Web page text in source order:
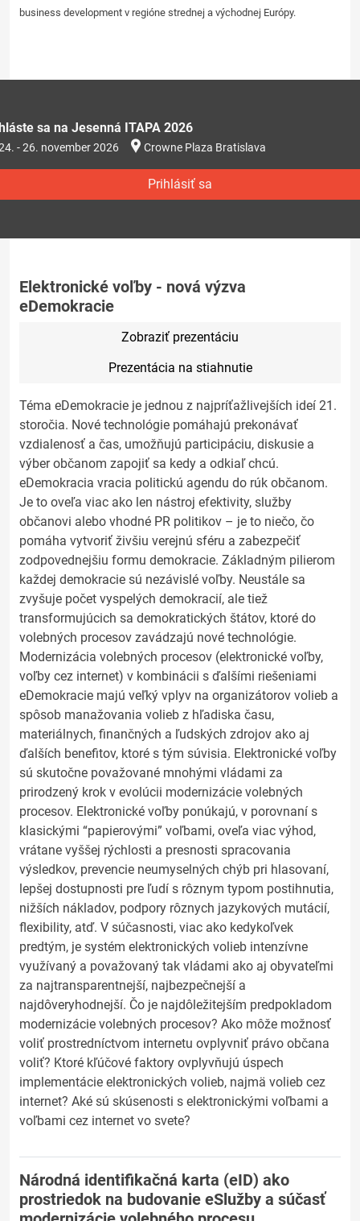
business development v regióne strednej a východnej Európy.
sa na Jesenná ITAPA 2026
- 26. november 2026 Crowne Plaza Bratislava
Prihlásiť sa
Elektronické voľby - nová výzva
eDemokracie
Zobraziť prezentáciu
Prezentácia na stiahnutie
Téma eDemokracie je jednou z najpríťažlivejších ideí 21.
storočia. Nové technológie pomáhajú prekonávať
vzdialenosť a čas, umožňujú participáciu, diskusie a
výber občanom zapojiť sa kedy a odkiaľ chcú.
eDemokracia vracia politickú agendu do rúk občanom.
Je to oveľa viac ako len nástroj efektivity, služby
občanovi alebo vhodné PR politikov – je to niečo, čo
pomáha vytvoriť živšiu verejnú sféru a zabezpečiť
zodpovednejšiu formu demokracie. Základným pilierom
každej demokracie sú nezávislé voľby. Neustále sa
zvyšuje počet vyspelých demokracií, ale tiež
transformujúcich sa demokratických štátov, ktoré do
volebných procesov zavádzajú nové technológie.
Modernizácia volebných procesov (elektronické voľby,
voľby cez internet) v kombinácii s ďalšími riešeniami
eDemokracie majú veľký vplyv na organizátorov volieb a
spôsob manažovania volieb z hľadiska času,
materiálnych, finančných a ľudských zdrojov ako aj
ďalších benefitov, ktoré s tým súvisia. Elektronické voľby
sú skutočne považované mnohými vládami za
prirodzený krok v evolúcii modernizácie volebných
procesov. Elektronické voľby ponúkajú, v porovnaní s
klasickými “papierovými” voľbami, oveľa viac výhod,
vrátane vyššej rýchlosti a presnosti spracovania
výsledkov, prevencie neumyselných chýb pri hlasovaní,
lepšej dostupnosti pre ľudí s rôznym typom postihnutia,
nižších nákladov, podpory rôznych jazykových mutácií,
flexibility, atď. V súčasnosti, viac ako kedykoľvek
predtým, je systém elektronických volieb intenzívne
využívaný a považovaný tak vládami ako aj obyvateľmi
za najtransparentnejší, najbezpečnejší a
najdôveryhodnejší. Čo je najdôležitejším predpokladom
modernizácie volebných procesov? Ako môže možnosť
voliť prostredníctvom internetu ovplyvniť právo občana
voliť? Ktoré kľúčové faktory ovplyvňujú úspech
implementácie elektronických volieb, najmä volieb cez
internet? Aké sú skúsenosti s elektronickými voľbami a
voľbami cez internet vo svete?
Národná identifikačná karta (eID) ako
prostriedok na budovanie eSlužby a súčasť